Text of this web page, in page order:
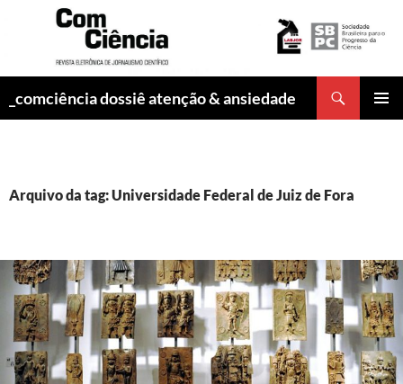
_comciência dossiê atenção & ansiedade
Arquivo da tag: Universidade Federal de Juiz de Fora